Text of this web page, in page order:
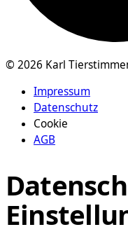
© 2026 Karl
Impressum
Datenschutz
Cookie
AGB